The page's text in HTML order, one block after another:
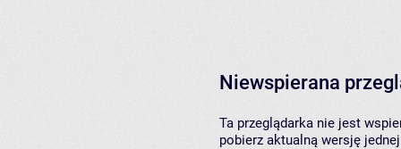
Niewspierana
Ta przeglądarka nie jest
pobierz aktualną wersję